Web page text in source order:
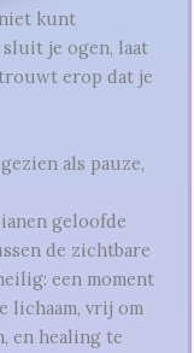
kunt
je ogen, laat
erop dat je
als pauze,
geloofde
de zichtbare
een moment
lichaam, vrij om
en healing te